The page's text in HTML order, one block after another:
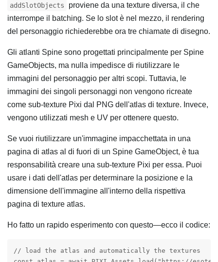
addSlotObjects
proviene da una texture diversa, il che
interrompe il batching. Se lo slot è nel mezzo, il rendering
del personaggio richiederebbe ora tre chiamate di disegno.
Gli atlanti Spine sono progettati principalmente per Spine
GameObjects, ma nulla impedisce di riutilizzare le
immagini del personaggio per altri scopi. Tuttavia, le
immagini dei singoli personaggi non vengono ricreate
come sub-texture Pixi dal PNG dell'atlas di texture. Invece,
vengono utilizzati mesh e UV per ottenere questo.
Se vuoi riutilizzare un'immagine impacchettata in una
pagina di atlas al di fuori di un Spine GameObject, è tua
responsabilità creare una sub-texture Pixi per essa. Puoi
usare i dati dell'atlas per determinare la posizione e la
dimensione dell'immagine all'interno della rispettiva
pagina di texture atlas.
Ho fatto un rapido esperimento con questo—ecco il codice:
// load the atlas and automatically the textures